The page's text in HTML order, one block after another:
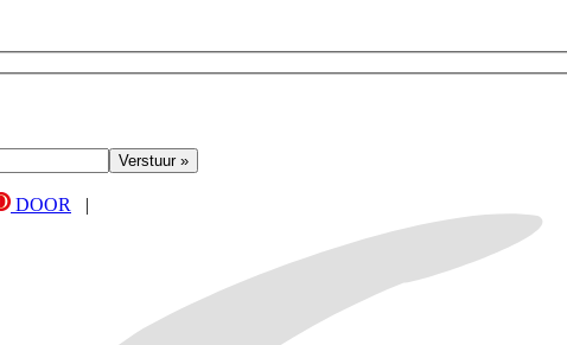
DOOR |